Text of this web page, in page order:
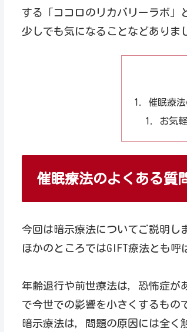
する「ココロのリカバリーラボ」
少しでも気になることなどありま
催眠療
お気
催眠療法のよくある質
今回は暗示療法についてご説明し
ほかのところではGIFT療法とも呼
年齢退行や前世療法は，恐怖症が
で今世での影響を小さくするもの
暗示療法は，問題の原因には全く